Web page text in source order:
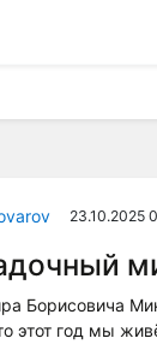
23.10.2025
Борисовича
этот год мы